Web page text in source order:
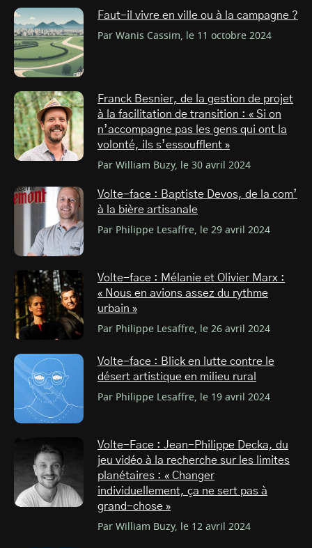
Faut-il vivre en ville ou à la campagne ?
Par Wanis Cassim, le 11 octobre 2024
Franck Besnier, de la gestion de projet
à la facilitation de transition : « Si on
n’accompagne pas les gens qui ont la
volonté, ils s’essoufflent »
Par William Buzy, le 30 avril 2024
Volte-face : Baptiste Devos, de la com’
à la bière artisanale
Par Philippe Lesaffre, le 29 avril 2024
Volte-face : Mélanie et Olivier Marx :
« Nous en avions assez du rythme
urbain »
Par Philippe Lesaffre, le 26 avril 2024
Volte-face : Blick en lutte contre le
désert artistique en milieu rural
Par Philippe Lesaffre, le 19 avril 2024
Volte-Face : Jean-Philippe Decka, du
jeu vidéo à la recherche sur les limites
planétaires : « Changer
individuellement, ça ne sert pas à
grand-chose »
Par William Buzy, le 12 avril 2024